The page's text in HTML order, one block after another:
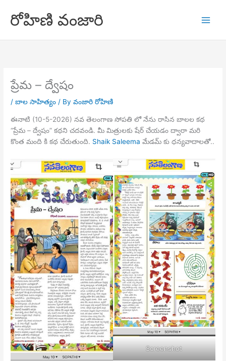
content
రోహిణి వంజారి
ప్రేమ – ద్వేషం
/బాల సాహిత్యం / Byవంజారి రోహిణి
ఈనాటి (10-5-2026) నవ తెలంగాణ సోపతి లో నేను రాసిన బాలల కథ
“ప్రేమ – ద్వేషం” కథని చదవండి. మీ మిత్రులకు షేర్ చేయడం ద్వారా మరి
కొంత మంది కి కథ చేరుతుంది. Shaik Saleema మేడమ్ కు ధన్యవాదాలతో..
Screenshot